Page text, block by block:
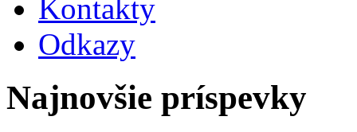
Kontakty
Odkazy
Najnovšie príspevky